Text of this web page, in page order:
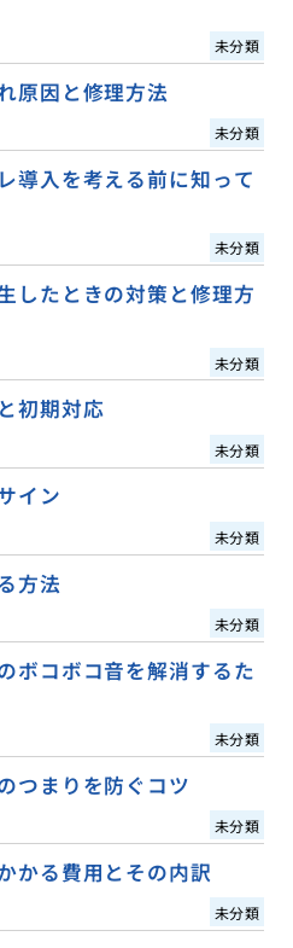
未分類
原因と修理方法
未分類
導入を考える前に知って
未分類
したときの対策と修理方
未分類
初期対応
未分類
イン
未分類
方法
未分類
ボコボコ音を解消するた
未分類
つまりを防ぐコツ
未分類
かる費用とその内訳
未分類